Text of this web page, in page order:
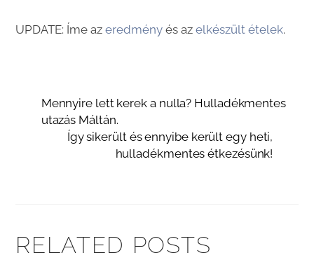
UPDATE: Íme azeredmény és azelkészült ételek.
Mennyire lett kerek a nulla? Hulladékmentes
utazás Máltán.
Így sikerült és ennyibe került egy heti,
hulladékmentes étkezésünk!
RELATED POSTS